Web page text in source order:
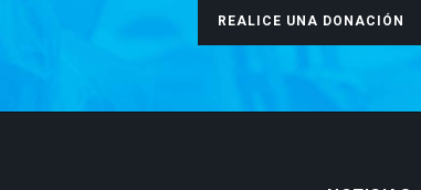
REALICE UNA DONACIÓN